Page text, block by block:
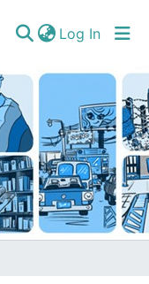
Log In